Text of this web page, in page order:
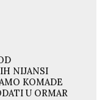
NIJANSI
KOMADE
U ORMAR